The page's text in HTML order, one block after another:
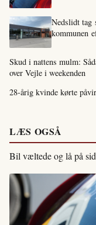
Nedslidt tag
kommunen
Skud i nattens mulm:
over Vejle i weekenden
28-årig kvinde kørte
LÆS OGSÅ
Bil væltede og lå på